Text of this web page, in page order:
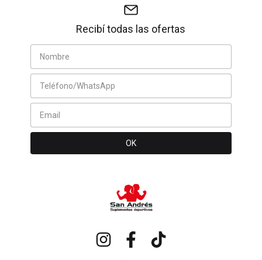
Recibí todas las ofertas